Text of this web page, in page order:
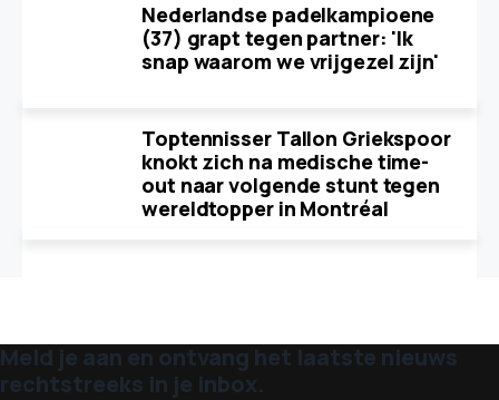
Nederlandse padelkampioene
(37) grapt tegen partner: 'Ik
snap waarom we vrijgezel zijn'
Toptennisser Tallon Griekspoor
knokt zich na medische time-
out naar volgende stunt tegen
wereldtopper in Montréal
Meld je aan en ontvang het laatste nieuws
rechtstreeks in je inbox.